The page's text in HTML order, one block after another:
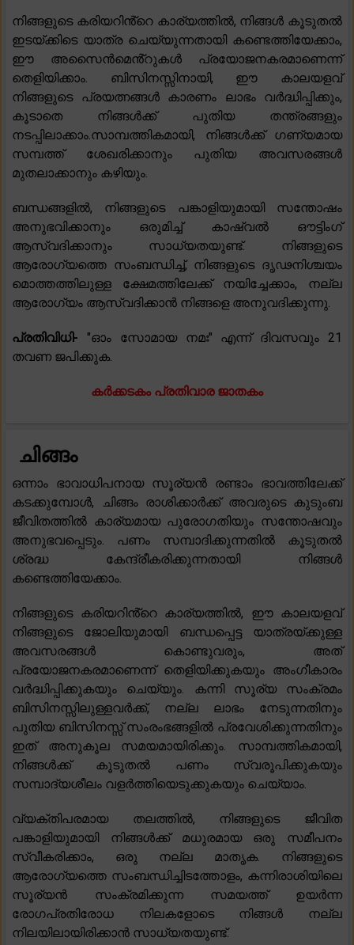
നിങ്ങളുടെ കരിയറിൻ്റെ കാര്യത്തിൽ, നിങ്ങൾ കൂടുതൽ
ഇടയ്ക്കിടെ യാത്ര ചെയ്യുന്നതായി കണ്ടെത്തിയേക്കാം,
ഈ അസൈൻമെൻ്റുകൾ പ്രയോജനകരമാണെന്ന്
തെളിയിക്കാം. ബിസിനസ്സിനായി, ഈ കാലയളവ്
നിങ്ങളുടെ പ്രയത്നങ്ങൾ കാരണം ലാഭം വർദ്ധിപ്പിക്കും,
കൂടാതെ നിങ്ങൾക്ക് പുതിയ തന്ത്രങ്ങളും
നടപ്പിലാക്കാം.സാമ്പത്തികമായി, നിങ്ങൾക്ക് ഗണ്യമായ
സമ്പത്ത് ശേഖരിക്കാനും പുതിയ അവസരങ്ങൾ
മുതലാക്കാനും കഴിയും.
ബന്ധങ്ങളിൽ, നിങ്ങളുടെ പങ്കാളിയുമായി സന്തോഷം
അനുഭവിക്കാനും ഒരുമിച്ച് കാഷ്വൽ ഔട്ടിംഗ്
ആസ്വദിക്കാനും സാധ്യതയുണ്ട്. നിങ്ങളുടെ
ആരോഗ്യത്തെ സംബന്ധിച്ച്, നിങ്ങളുടെ ദൃഢനിശ്ചയം
മൊത്തത്തിലുള്ള ക്ഷേമത്തിലേക്ക് നയിച്ചേക്കാം, നല്ല
ആരോഗ്യം ആസ്വദിക്കാൻ നിങ്ങളെ അനുവദിക്കുന്നു.
പ്രതിവിധി- "ഓം സോമായ നമഃ" എന്ന് ദിവസവും 21
തവണ ജപിക്കുക.
കർക്കടകം പ്രതിവാര ജാതകം
ചിങ്ങം
ഒന്നാം ഭാവാധിപനായ സൂര്യൻ രണ്ടാം ഭാവത്തിലേക്ക്
കടക്കുമ്പോൾ, ചിങ്ങം രാശിക്കാർക്ക് അവരുടെ കുടുംബ
ജീവിതത്തിൽ കാര്യമായ പുരോഗതിയും സന്തോഷവും
അനുഭവപ്പെടും. പണം സമ്പാദിക്കുന്നതിൽ കൂടുതൽ
ശ്രദ്ധ കേന്ദ്രീകരിക്കുന്നതായി നിങ്ങൾ
കണ്ടെത്തിയേക്കാം.
നിങ്ങളുടെ കരിയറിൻ്റെ കാര്യത്തിൽ, ഈ കാലയളവ്
നിങ്ങളുടെ ജോലിയുമായി ബന്ധപ്പെട്ട യാത്രയ്ക്കുള്ള
അവസരങ്ങൾ കൊണ്ടുവരും, അത്
പ്രയോജനകരമാണെന്ന് തെളിയിക്കുകയും അംഗീകാരം
വർദ്ധിപ്പിക്കുകയും ചെയ്യും. കന്നി സൂര്യ സംക്രമം
ബിസിനസ്സിലുള്ളവർക്ക്, നല്ല ലാഭം നേടുന്നതിനും
പുതിയ ബിസിനസ്സ് സംരംഭങ്ങളിൽ പ്രവേശിക്കുന്നതിനും
ഇത് അനുകൂല സമയമായിരിക്കും. സാമ്പത്തികമായി,
നിങ്ങൾക്ക് കൂടുതൽ പണം സ്വരൂപിക്കുകയും
സമ്പാദ്യശീലം വളർത്തിയെടുക്കുകയും ചെയ്യാം.
വ്യക്തിപരമായ തലത്തിൽ, നിങ്ങളുടെ ജീവിത
പങ്കാളിയുമായി നിങ്ങൾക്ക് മധുരമായ ഒരു സമീപനം
സ്വീകരിക്കാം, ഒരു നല്ല മാതൃക. നിങ്ങളുടെ
ആരോഗ്യത്തെ സംബന്ധിച്ചിടത്തോളം, കന്നിരാശിയിലെ
സൂര്യൻ സംക്രമിക്കുന്ന സമയത്ത് ഉയർന്ന
രോഗപ്രതിരോധ നിലകളോടെ നിങ്ങൾ നല്ല
നിലയിലായിരിക്കാൻ സാധ്യതയുണ്ട്.